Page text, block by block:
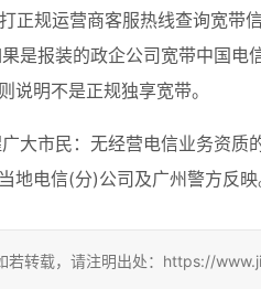
正规运营商客服热线查询宽带
是报装的政企公司宽带中国
说明不是正规独享宽带。
大市民：无经营电信业务资质
地电信(分)公司及广州警方反映
若转载，请注明出处：https://